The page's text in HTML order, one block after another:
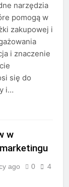
narzędzia
pomogą w
zakupowej i
i znaczenie
się do
i…
w
ago 0
4